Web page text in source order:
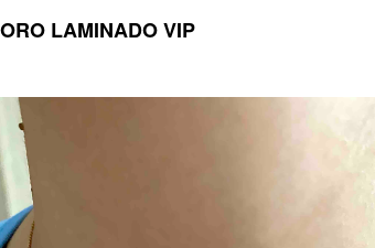
LAMINADO VIP